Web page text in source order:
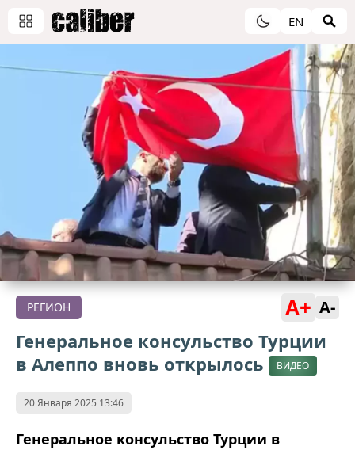
EN
РЕГИОН A+ A-
Генеральное консульство Турции
в Алеппо вновь открылось
ВИДЕО
20 Января 2025 13:46
Генеральное консульство Турции в